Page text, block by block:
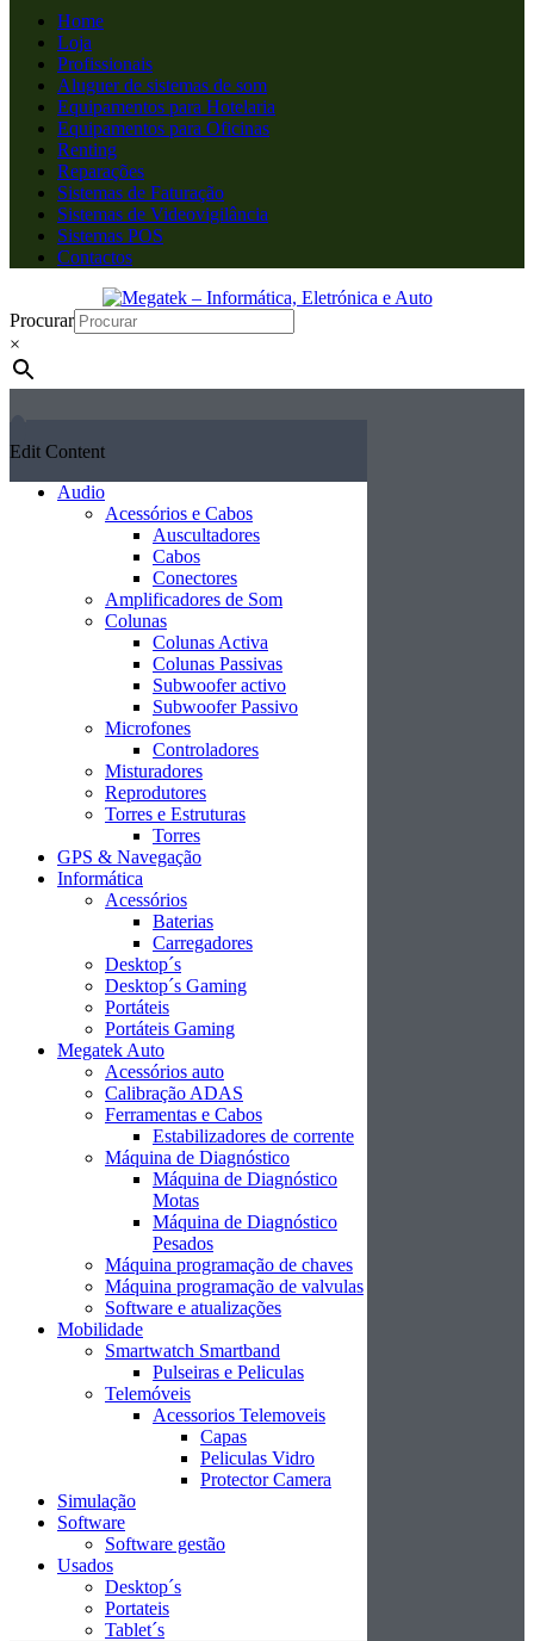
Home
Loja
Profissionais
Aluguer de sistemas de som
Equipamentos para Hotelaria
Equipamentos para Oficinas
Renting
Reparações
Sistemas de Faturação
Sistemas de Videovigilância
Sistemas POS
Contactos
Procurar
×
Edit Content
Audio
Acessórios e Cabos
Auscultadores
Cabos
Conectores
Amplificadores de Som
Colunas
Colunas Activa
Colunas Passivas
Subwoofer activo
Subwoofer Passivo
Microfones
Controladores
Misturadores
Reprodutores
Torres e Estruturas
Torres
GPS & Navegação
Informática
Acessórios
Baterias
Carregadores
Desktop´s
Desktop´s Gaming
Portáteis
Portáteis Gaming
Megatek Auto
Acessórios auto
Calibração ADAS
Ferramentas e Cabos
Estabilizadores de corrente
Máquina de Diagnóstico
Máquina de Diagnóstico
Motas
Máquina de Diagnóstico
Pesados
Máquina programação de chaves
Máquina programação de valvulas
Software e atualizações
Mobilidade
Smartwatch Smartband
Pulseiras e Peliculas
Telemóveis
Acessorios Telemoveis
Capas
Peliculas Vidro
Protector Camera
Simulação
Software
Software gestão
Usados
Desktop´s
Portateis
Tablet´s